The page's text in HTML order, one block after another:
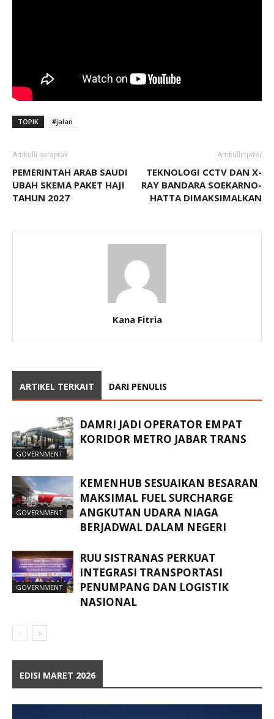
TOPIK #jalan
Artikulli paraprak
PEMERINTAH ARAB SAUDI
UBAH SKEMA PAKET HAJI
TAHUN 2027
Artikulli tjetër
TEKNOLOGI CCTV DAN X-
RAY BANDARA SOEKARNO-
HATTA DIMAKSIMALKAN
Kana Fitria
ARTIKEL TERKAIT DARI PENULIS
GOVERNMENT
DAMRI JADI OPERATOR EMPAT
KORIDOR METRO JABAR TRANS
GOVERNMENT
KEMENHUB SESUAIKAN BESARAN
MAKSIMAL FUEL SURCHARGE
ANGKUTAN UDARA NIAGA
BERJADWAL DALAM NEGERI
GOVERNMENT
RUU SISTRANAS PERKUAT
INTEGRASI TRANSPORTASI
PENUMPANG DAN LOGISTIK
NASIONAL
EDISI MARET 2026